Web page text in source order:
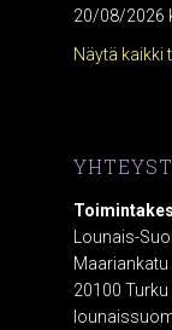
20/08/2026
Näytä kaikki
Lounais-
Maariankatu
20100 Turku